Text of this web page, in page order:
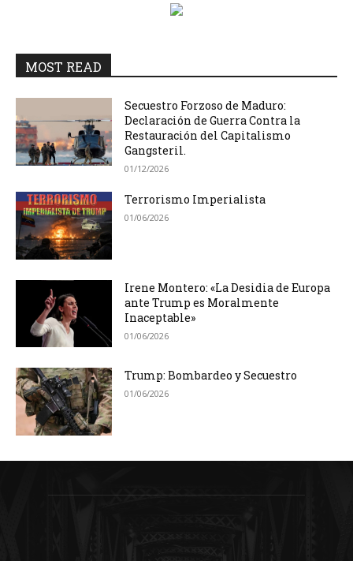
MOST READ
Secuestro Forzoso de Maduro:
Declaración de Guerra Contra la
Restauración del Capitalismo
Gangsteril.
01/12/2026
Terrorismo Imperialista
01/06/2026
Irene Montero: «La Desidia de Europa
ante Trump es Moralmente
Inaceptable»
01/06/2026
Trump: Bombardeo y Secuestro
01/06/2026